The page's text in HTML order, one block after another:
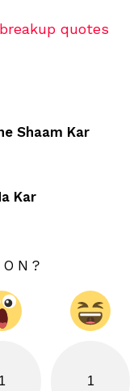
breakup quotes
Shaam Kar
Kar
1 1